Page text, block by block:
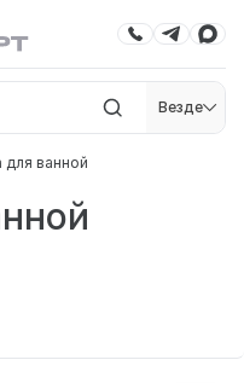
Везде
для ванной